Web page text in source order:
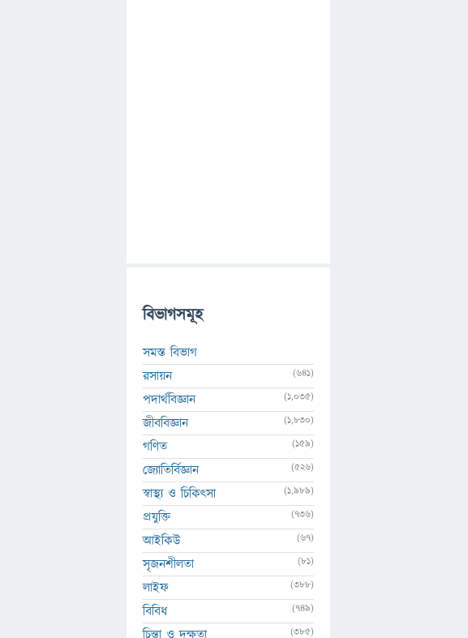
বিভাগসমূহ
সমস্ত বিভাগ
রসায়ন
(641)
পদার্থবিজ্ঞান (1,035)
জীববিজ্ঞান (1,830)
গণিত (159)
জ্যোতির্বিজ্ঞান (526)
স্বাস্থ্য ও চিকিৎসা (1,989)
প্রযুক্তি (736)
আইকিউ (67)
সৃজনশীলতা (81)
লাইফ (388)
বিবিধ (749)
চিন্তা ও দক্ষতা (385)